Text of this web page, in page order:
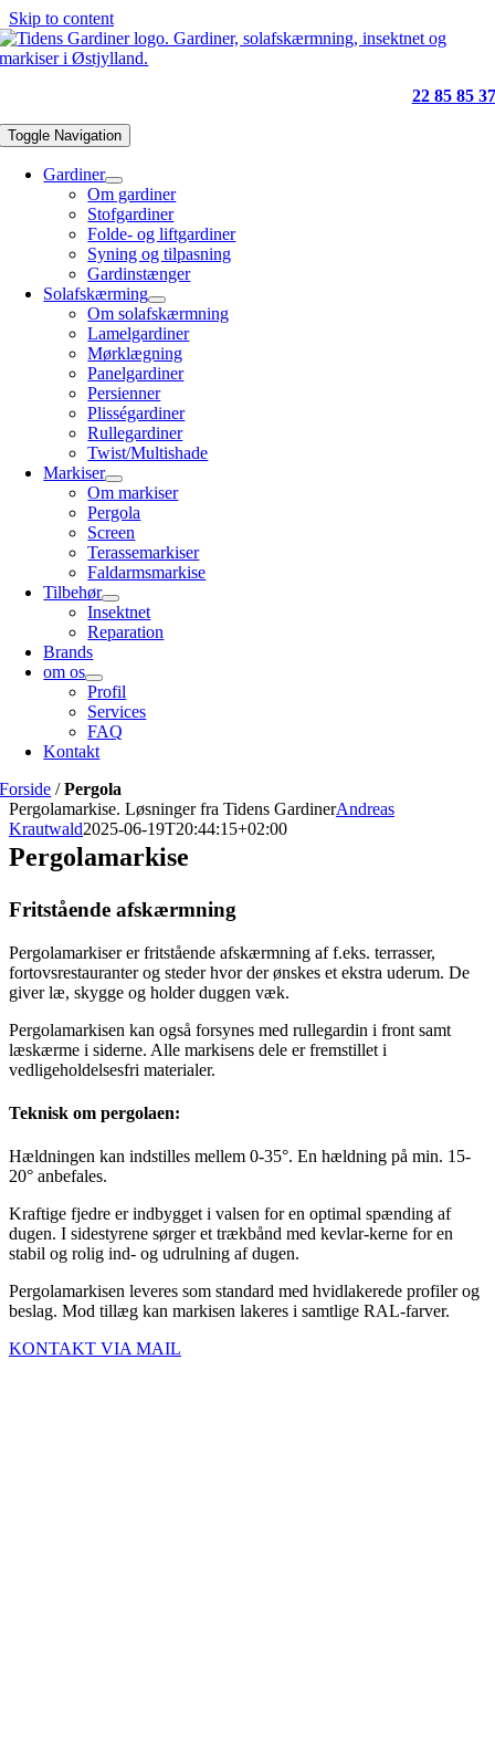
Skip to content
22 85 85 37
Toggle Navigation
Gardiner
Om gardiner
Stofgardiner
Folde- og liftgardiner
Syning og tilpasning
Gardinstænger
Solafskærming
Om solafskærmning
Lamelgardiner
Mørklægning
Panelgardiner
Persienner
Plisségardiner
Rullegardiner
Twist/Multishade
Markiser
Om markiser
Pergola
Screen
Terassemarkiser
Faldarmsmarkise
Tilbehør
Insektnet
Reparation
Brands
om os
Profil
Services
FAQ
Kontakt
Forside /Pergola
Pergolamarkise. Løsninger fra Tidens GardinerAndreas
Krautwald2025-06-19T20:44:15+02:00
Pergolamarkise
Fritstående afskærmning
Pergolamarkiser er fritstående afskærmning af f.eks. terrasser,
fortovsrestauranter og steder hvor der ønskes et ekstra uderum. De
giver læ, skygge og holder duggen væk.
Pergolamarkisen kan også forsynes med rullegardin i front samt
læskærme i siderne. Alle markisens dele er fremstillet i
vedligeholdelsesfri materialer.
Teknisk om pergolaen:
​Hældningen kan indstilles mellem 0-35°. En hældning på min. 15-
20° anbefales.
Kraftige fjedre er indbygget i valsen for en optimal spænding af
dugen. I sidestyrene sørger et trækbånd med kevlar-kerne for en
stabil og rolig ind- og udrulning af dugen.
Pergolamarkisen leveres som standard med hvidlakerede profiler og
beslag. Mod tillæg kan markisen lakeres i samtlige RAL-farver.
KONTAKT VIA MAIL